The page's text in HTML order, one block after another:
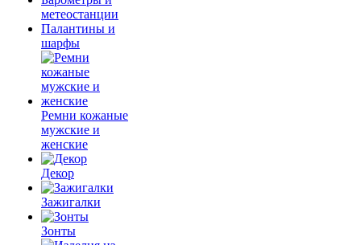
метеостанции
Палантины и
шарфы
Ремни кожаные
мужские и
женские
Декор
Зажигалки
Зонты